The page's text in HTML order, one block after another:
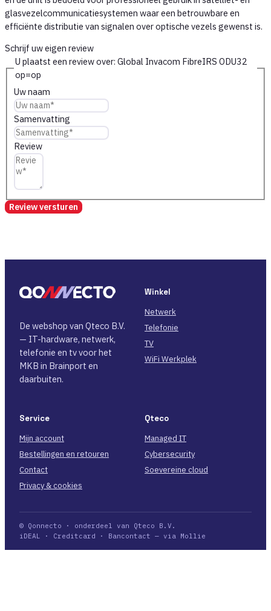
glasvezelcommunicatiesystemen waar een betrouwbare en
efficiënte distributie van signalen over optische vezels gewenst is.
Schrijf uw eigen review
U plaatst een review over: Global Invacom FibreIRS ODU32
op=op
Uw naam
Samenvatting
Review
Review versturen
De webshop van Qteco B.V.
— IT-hardware, netwerk,
telefonie en tv voor het
MKB in Brainport en
daarbuiten.
Winkel
Netwerk
Telefonie
TV
WiFi Werkplek
Service
Mijn account
Bestellingen en retouren
Contact
Privacy & cookies
Qteco
Managed IT
Cybersecurity
Soevereine cloud
© Qonnecto · onderdeel van Qteco B.V.
iDEAL · Creditcard · Bancontact — via Mollie